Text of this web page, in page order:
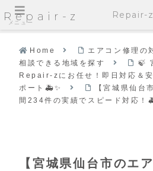
Repair-z
Home
エアコン修理の
相談できる地域を探す
🍃
Repair-zにお任せ！即日対応＆
ポート🚑✨
【宮城県仙台
間234件の実績でスピード対応！
【宮城県仙台市のエ
メニュー
Repair-z